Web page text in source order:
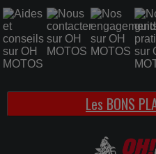
Les BONS